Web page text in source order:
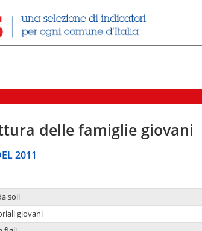
delle famiglie giovani
2011
soli
giovani